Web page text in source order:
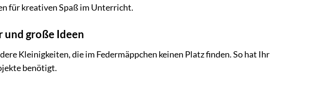
für kreativen Spaß im Unterricht.
und große Ideen
Kleinigkeiten, die im Federmäppchen keinen Platz finden. So hat Ihr
benötigt.